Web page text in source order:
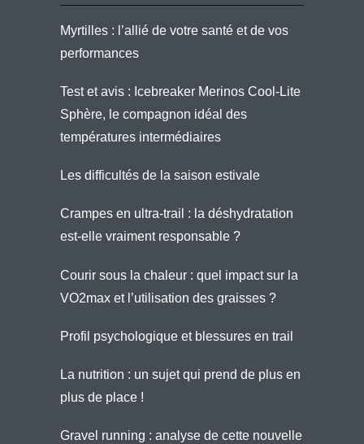
Myrtilles : l’allié de votre santé et de vos
performances
Test et avis : Icebreaker Merinos Cool-Lite
Sphère, le compagnon idéal des
températures intermédiaires
Les difficultés de la saison estivale
Crampes en ultra-trail : la déshydratation
est-elle vraiment responsable ?
Courir sous la chaleur : quel impact sur la
VO2max et l’utilisation des graisses ?
Profil psychologique et blessures en trail
La nutrition : un sujet qui prend de plus en
plus de place !
Gravel running : analyse de cette nouvelle